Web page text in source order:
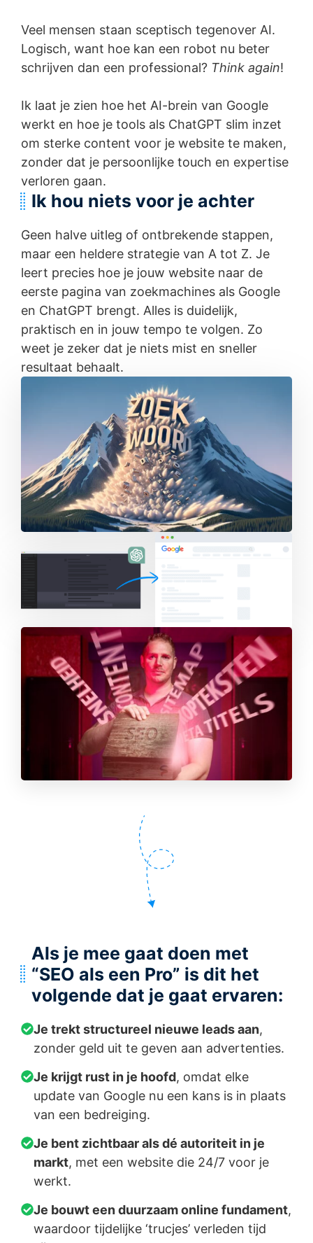
Veel mensen staan sceptisch tegenover AI.
Logisch, want hoe kan een robot nu beter
schrijven dan een professional? Think again!
Ik laat je zien hoe het AI-brein van Google
werkt en hoe je tools als ChatGPT slim inzet
om sterke content voor je website te maken,
zonder dat je persoonlijke touch en expertise
verloren gaan.
Ik hou niets voor je achter
Geen halve uitleg of ontbrekende stappen,
maar een heldere strategie van A tot Z. Je
leert precies hoe je jouw website naar de
eerste pagina van zoekmachines als Google
en ChatGPT brengt. Alles is duidelijk,
praktisch en in jouw tempo te volgen. Zo
weet je zeker dat je niets mist en sneller
resultaat behaalt.
Als je mee gaat doen met
“SEO als een Pro” is dit het
volgende dat je gaat ervaren:
Je trekt structureel nieuwe leads aan,
zonder geld uit te geven aan advertenties.
Je krijgt rust in je hoofd, omdat elke
update van Google nu een kans is in plaats
van een bedreiging.
Je bent zichtbaar als dé autoriteit in je
markt, met een website die 24/7 voor je
werkt.
Je bouwt een duurzaam online fundament,
waardoor tijdelijke ‘trucjes’ verleden tijd